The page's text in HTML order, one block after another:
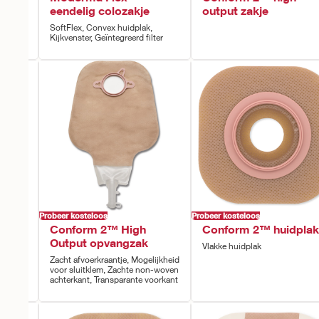
eendelig colozakje
SoftFlex, Convex huidplak,
Kijkvenster, Geïntegreerd filter
output zakje
Probeer kosteloos
Conform 2™ High
Output opvangzak
Zacht afvoerkraantje, Mogelijkheid
voor sluitklem, Zachte non-woven
achterkant, Transparante voorkant
Probeer kosteloos
Conform 2™ huidplak
Vlakke huidplak